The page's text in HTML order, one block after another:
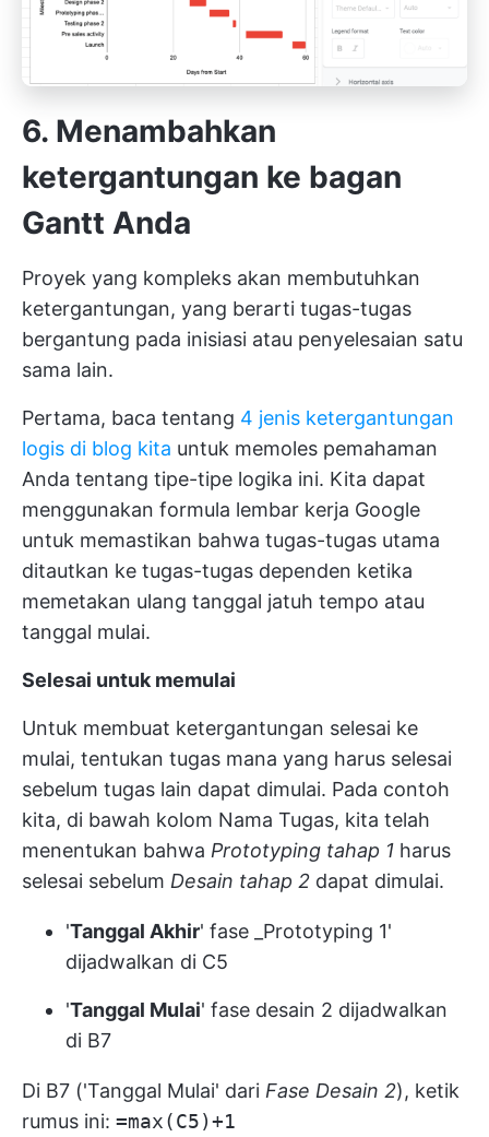
6. Menambahkan
ketergantungan ke bagan
Gantt Anda
Proyek yang kompleks akan membutuhkan
ketergantungan, yang berarti tugas-tugas
bergantung pada inisiasi atau penyelesaian satu
sama lain.
Pertama, baca tentang 4 jenis ketergantungan
logis di blog kita untuk memoles pemahaman
Anda tentang tipe-tipe logika ini. Kita dapat
menggunakan formula lembar kerja Google
untuk memastikan bahwa tugas-tugas utama
ditautkan ke tugas-tugas dependen ketika
memetakan ulang tanggal jatuh tempo atau
tanggal mulai.
Selesai untuk memulai
Untuk membuat ketergantungan selesai ke
mulai, tentukan tugas mana yang harus selesai
sebelum tugas lain dapat dimulai. Pada contoh
kita, di bawah kolom Nama Tugas, kita telah
menentukan bahwa Prototyping tahap 1 harus
selesai sebelum Desain tahap 2 dapat dimulai.
'Tanggal Akhir' fase _Prototyping 1'
dijadwalkan di C5
'Tanggal Mulai' fase desain 2 dijadwalkan
di B7
Di B7 ('Tanggal Mulai' dari Fase Desain 2), ketik
rumus ini: =max(C5)+1